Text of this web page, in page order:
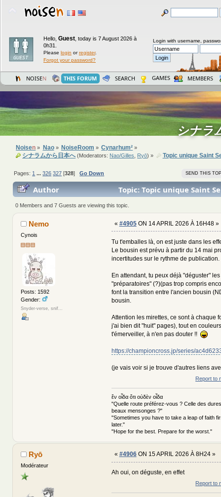
Hello, Guest today is 7 August 2026 à
0h31.
Please login orregister.
Forgot your password?
Login with username,
NOISEN THIS FORUM SEARCH GAMES MEMBERS
シナラ
Noisen » Nao» NoiseRoom » Cynarhum² »
シナラムから日本へ(Moderators: Nao/Gilles Ryō) » Topic unique Saint
SEND THIS
Pages: 1 ...326 327 [328]Go Down
Author
Topic: Topic unique Saint
3523589 times)
0 Members and 7 Guests are viewing this topic.
Nemo
Cynois
Posts: 1592
Gender:
Snyder-verse, snif...
« #4905ON 14 APRIL 2026 À 16H48 »
Tu t'emballes là, on est juste dans les
Le bousin est prévu à partir du 14 mai
incertitudes sur le rythme de publication.
En attendant, tu peux déjà "déguster"
"préparatoires" (?)(pas trop compris
font la transition entre l'ancien bousin
bousin.
Attention les mirettes, ce sont à chaque
j'ai bien dit "huit" pages), tout en
t'émerveiller, à n'en pas douter !!
https://championcross.jp/series/
(je vais voir si je trouve d'autres liens
Report to
ἕν οἶδα ὅτι οὐδὲν οἶδα
"Quelle route préférez-vous ? Celle des
beaux mensonges ?"
"Sometimes you have to take a leap of faith
later."
"Hope for the best. Prepare for the worst."
Ryō
Modérateur
« #4906ON 15 APRIL 2026 À 8H24 »
Ah oui, on déguste, en effet
Report to